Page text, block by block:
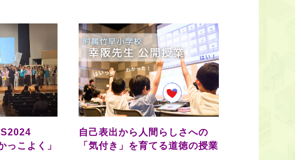
っこよく」
自己表出から人間らしさへの
「気付き」を育てる道徳の授業